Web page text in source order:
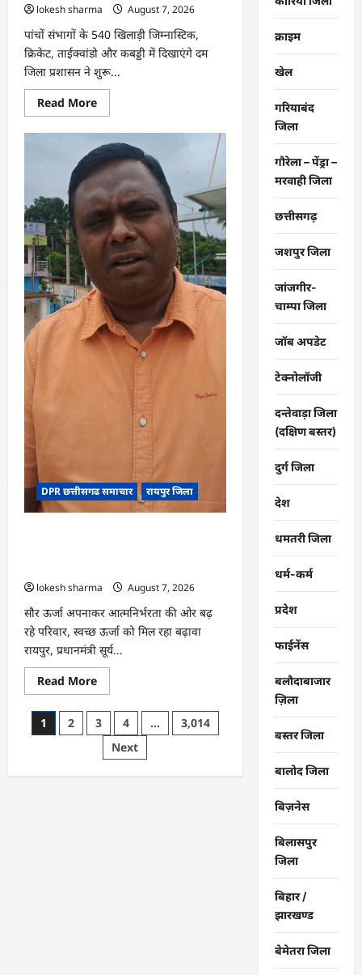
lokesh sharma August 7, 2026
पांचों संभागों के 540 खिलाड़ी जिम्नास्टिक,
क्रिकेट, ताईक्वांडो और कबड्डी में दिखाएंगे दम
जिला प्रशासन ने शुरू...
Read MoreRead
more
CG
:
26वीं
राज्य
स्तरीय
शालेय
क्रीड़ा
प्रतियोगिता
की
मेजबानी
करेगा
जीपीएम,
से
21
अगस्त
तक
जुटेंगे
प्रदेशभर
के
DPR छत्तीसगढ समाचार रायपुर जिला
lokesh sharma
August 7, 2026
सौर ऊर्जा अपनाकर आत्मनिर्भरता की ओर बढ़
रहे परिवार, स्वच्छ ऊर्जा को मिल रहा बढ़ावा
रायपुर, प्रधानमंत्री सूर्य...
Read MoreRead
more
CG
:
पीएम
घर
Posts
1 2 3 4 …
3,014
Next
क्राइम
खेल
गरियाबंद
जिला
गौरेला – पेंड्रा –
मरवाही जिला
छत्तीसगढ़
जशपुर जिला
जांजगीर-
चाम्पा जिला
जॉब अपडेट
टेक्नोलॉजी
दन्तेवाड़ा जिला
(दक्षिण बस्तर)
दुर्ग जिला
देश
धमतरी जिला
धर्म-कर्म
प्रदेश
फाईनेंस
बलौदाबाजार
ज़िला
बस्तर जिला
बालोद जिला
बिज़नेस
बिलासपुर
जिला
बिहार /
झारखण्ड
बेमेतरा जिला